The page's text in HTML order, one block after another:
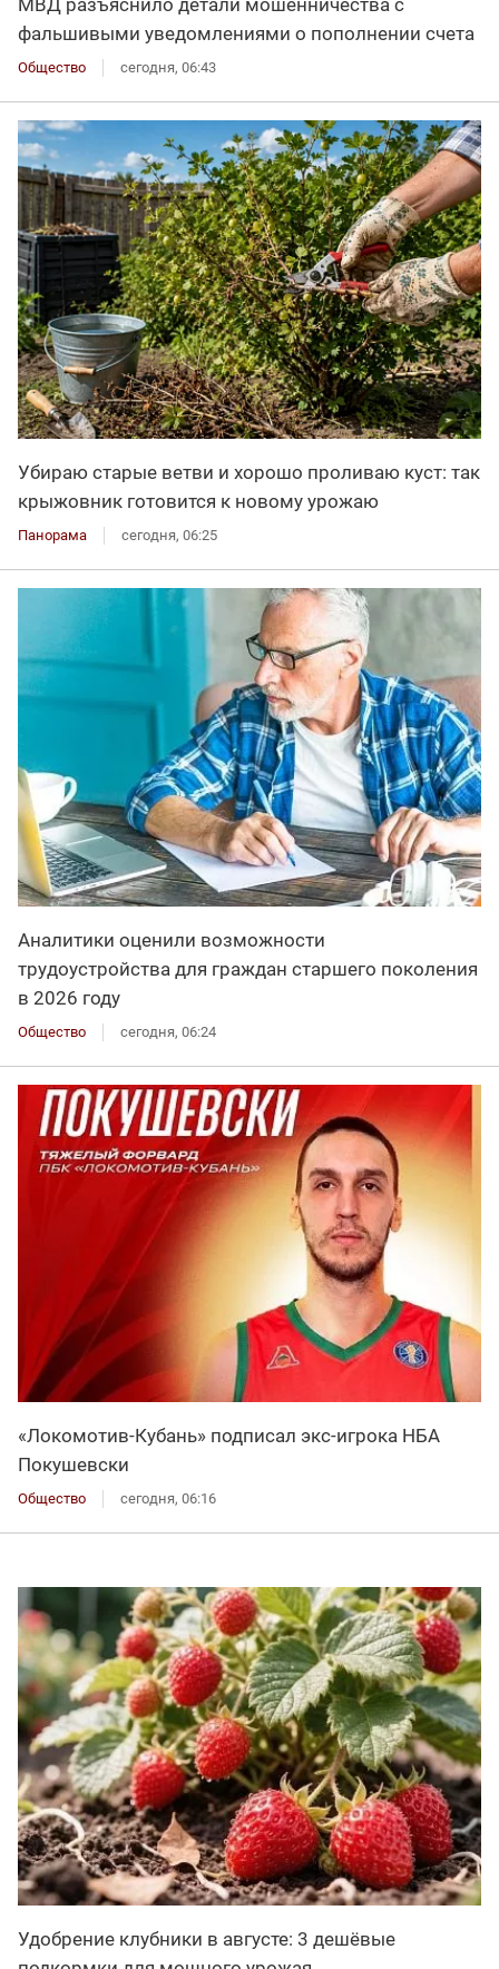
МВД разъяснило детали мошенничества с
фальшивыми уведомлениями о пополнении счета
Общество сегодня, 06:43
Убираю старые ветви и хорошо проливаю куст: так
крыжовник готовится к новому урожаю
Панорама сегодня, 06:25
Аналитики оценили возможности
трудоустройства для граждан старшего поколения
в 2026 году
Общество сегодня, 06:24
«Локомотив-Кубань» подписал экс-игрока НБА
Покушевски
Общество сегодня, 06:16
Удобрение клубники в августе: 3 дешёвые